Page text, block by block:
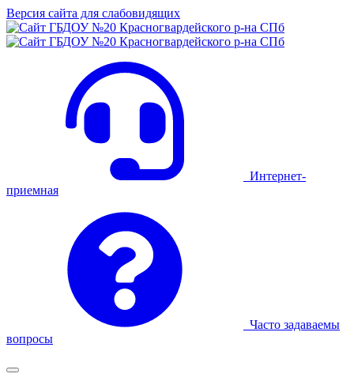
Версия сайта для слабовидящих
Интернет-
приемная
Часто задаваемы
вопросы